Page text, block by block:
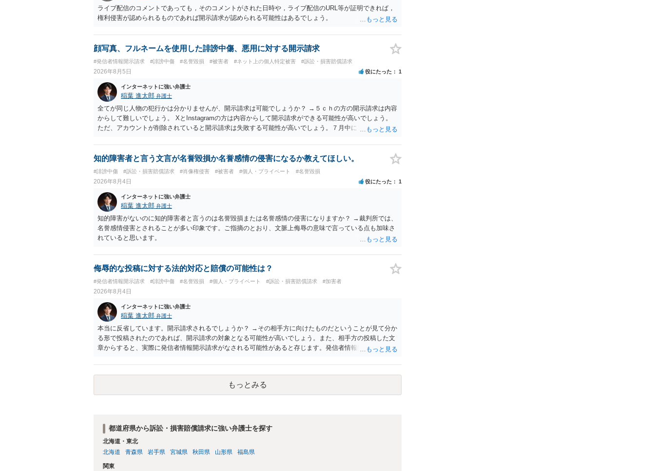
ライブ配信のコメントであっても，そのコメントがされた日時や，ライブ配信のURL等が証明できれば，
権利侵害が認められるものであれば開示請求が認められる可能性はあるでしょう。
顔写真、フルネームを使用した誹謗中傷、悪用に対する開示請求
#発信者情報開示請求 #誹謗中傷 #名誉毀損 #被害者 #ネット上の個人特定被害 #訴訟・損害賠償請求
2026年8月5日 役にたった 1
インターネットに強い弁護士
稲葉 進太郎 弁護士
全てが同じ人物の犯行かは分かりませんが、開示請求は可能でしょうか？ →５ｃｈの方の開示請求は内容
からして難しいでしょう。 XとInstagramの方は内容からして開示請求ができる可能性が高いでしょう。
ただ、アカウントが削除されていると開示請求は失敗する可能性が高いでしょう。７月中にアカウントが
相手に全ての弁護士費用を負担させることは可能でしょうか？ →訴訟外の交渉で相手方が認めれば負担さ
せることができるでしょう。訴訟で判決となった場合は、実際の弁護士費用が認められる場合と認められ
知的障害者と言う文言が名誉毀損か名誉感情の侵害になるか教えてほしい。
#誹謗中傷 #訴訟・損害賠償請求 #肖像権侵害 #被害者 #個人・プライベート #名誉毀損
2026年8月4日 役にたった 1
インターネットに強い弁護士
稲葉 進太郎 弁護士
知的障害がないのに知的障害者と言うのは名誉毀損または名誉感情の侵害になりますか？ →裁判所では、
名誉感情侵害とされることが多い印象です。ご指摘のとおり、文脈上侮辱の意味で言っている点も加味さ
れていると思います。
侮辱的な投稿に対する法的対応と賠償の可能性は？
#発信者情報開示請求 #誹謗中傷 #名誉毀損 #個人・プライベート #訴訟・損害賠償請求 #加害者
2026年8月4日
インターネットに強い弁護士
稲葉 進太郎 弁護士
本当に反省しています。開示請求されるでしょうか？ →その相手方に向けたものだということが見て分か
る形で投稿されたのであれば、開示請求の対象となる可能性が高いでしょう。また、相手方の投稿した文
章からすると、実際に発信者情報開示請求がなされる可能性があると存じます。発信者情報開示請求が進
カウントの登録メールに意見照会がなされます。 また、された場合賠償金はいくらでしょうか。 →ケー
スバイケースであり、数万円から１００万単位まで様々でしょう。裁判外であれば交渉して相手方の請求
額から減額することを試みることとなるでしょう。もっとみる
都道府県から訴訟・損害賠償請求に強い弁護士を探す
北海道・東北
北海道
青森県 岩手県 宮城県 秋田県 山形県 福島県
関東